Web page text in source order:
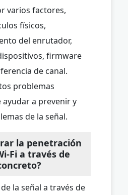
varios factores,
físicos,
del enrutador,
firmware
de canal.
problemas
ayudar a prevenir y
de la señal.
la penetración
Fi a través de
la señal a través de